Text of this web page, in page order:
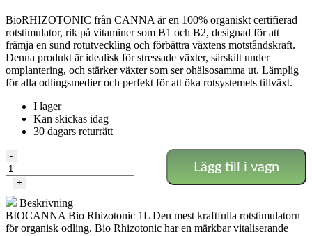
BioRHIZOTONIC från CANNA är en 100% organiskt certifierad
rotstimulator, rik på vitaminer som B1 och B2, designad för att
främja en sund rotutveckling och förbättra växtens motståndskraft.
Denna produkt är idealisk för stressade växter, särskilt under
omplantering, och stärker växter som ser ohälsosamma ut. Lämplig
för alla odlingsmedier och perfekt för att öka rotsystemets tillväxt.
I lager
Kan skickas idag
30 dagars returrätt
BIOCANNA
Bio
Rhizotonic
mängd
-
+
Lägg till i vagn
Beskrivning
BIOCANNA Bio Rhizotonic 1L Den mest kraftfulla rotstimulatorn
för organisk odling. Bio Rhizotonic har en märkbar vitaliserande